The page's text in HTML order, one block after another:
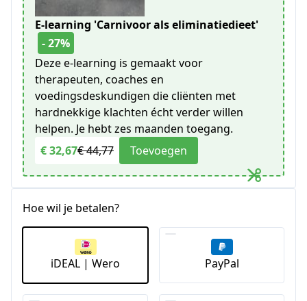
E-learning 'Carnivoor als eliminatiedieet'
- 27%
Deze e-learning is gemaakt voor
therapeuten, coaches en
voedingsdeskundigen die cliënten met
hardnekkige klachten écht verder willen
helpen. Je hebt zes maanden toegang.
€ 32,67€ 44,77 Toevoegen
Hoe wil je betalen?
iDEAL | Wero PayPal